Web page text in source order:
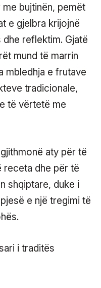
bujtinën, pemët
e gjelbra krijojnë
reflektim. Gjatë
mund të marrin
mbledhja e frutave
tradicionale,
të vërtetë me
aty për të
receta dhe për të
shqiptare, duke i
e një tregimi të